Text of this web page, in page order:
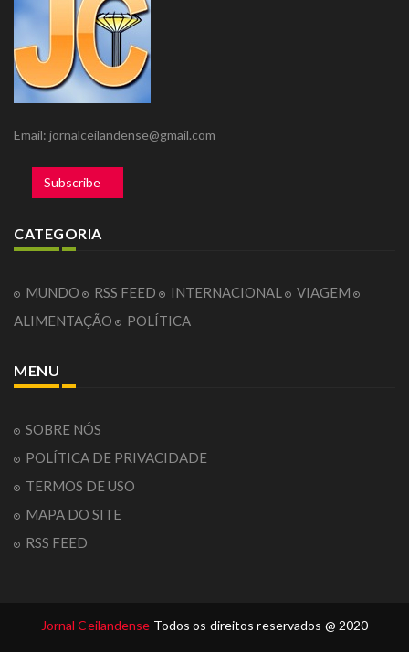
Email: jornalceilandense@gmail.com
Subscribe
CATEGORIA
MUNDO RSS FEED INTERNACIONAL
VIAGEM
ALIMENTAÇÃO
POLÍTICA
MENU
SOBRE NÓS
POLÍTICA DE PRIVACIDADE
TERMOS DE USO
MAPA DO SITE
RSS FEED
Jornal Ceilandense Todos os direitos reservados @ 2020